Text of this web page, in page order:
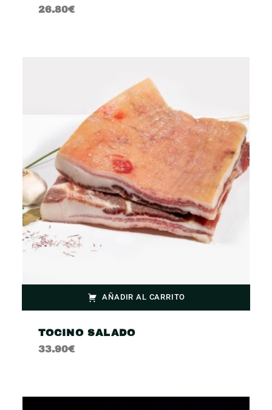
26.80€
AÑADIR AL CARRITO
TOCINO SALADO
33.90€